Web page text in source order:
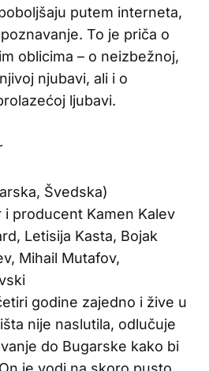
putem interneta,
To je priča o
oblicima – o neizbežnoj,
njubavi, ali i o
ljubavi.
Švedska)
producent Kamen Kalev
Letisija Kasta, Bojak
Mihail Mutafov,
godine zajedno i žive u
nije naslutila, odlučuje
do Bugarske kako bi